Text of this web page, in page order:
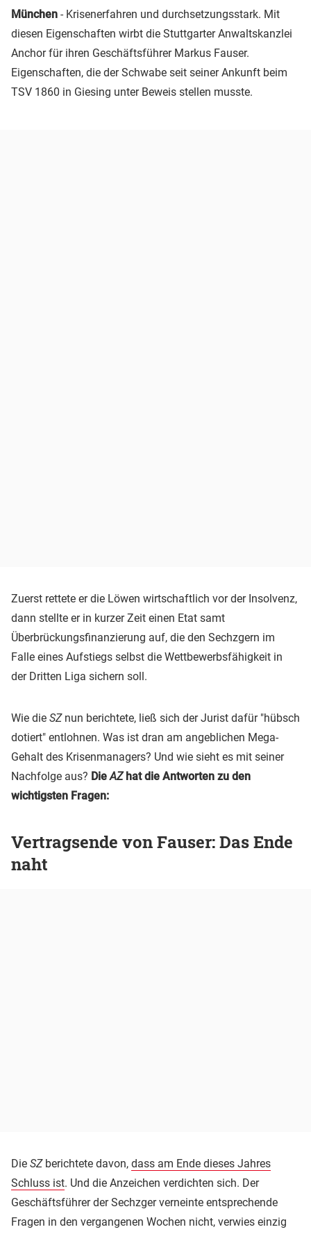
München - Krisenerfahren und durchsetzungsstark. Mit
diesen Eigenschaften wirbt die Stuttgarter Anwaltskanzlei
Anchor für ihren Geschäftsführer Markus Fauser.
Eigenschaften, die der Schwabe seit seiner Ankunft beim
TSV 1860 in Giesing unter Beweis stellen musste.
Zuerst rettete er die Löwen wirtschaftlich vor der Insolvenz,
dann stellte er in kurzer Zeit einen Etat samt
Überbrückungsfinanzierung auf, die den Sechzgern im
Falle eines Aufstiegs selbst die Wettbewerbsfähigkeit in
der Dritten Liga sichern soll.
Wie die SZnun berichtete, ließ sich der Jurist dafür "hübsch
dotiert" entlohnen. Was ist dran am angeblichen Mega-
Gehalt des Krisenmanagers? Und wie sieht es mit seiner
Nachfolge aus? Die AZhat die Antworten zu den
wichtigsten Fragen:
Vertragsende von Fauser: Das Ende
naht
Die SZberichtete davon, dass am Ende dieses Jahres
Schluss ist. Und die Anzeichen verdichten sich. Der
Geschäftsführer der Sechzger verneinte entsprechende
Fragen in den vergangenen Wochen nicht, verwies einzig